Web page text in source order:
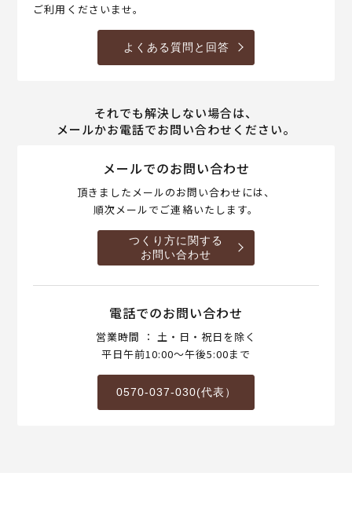
ご利用くださいませ。
よくある質問と回答
それでも解決しない場合は、
メールかお電話でお問い合わせください。
メールでのお問い合わせ
頂きましたメールのお問い合わせには、
順次メールでご連絡いたします。
つくり方に関する
お問い合わせ
電話でのお問い合わせ
営業時間 ： 土・日・祝日を除く
平日午前10:00～午後5:00まで
0570-037-030(代表）